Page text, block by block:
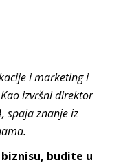
i marketing i
izvršni direktor
spaja znanje iz
budite u